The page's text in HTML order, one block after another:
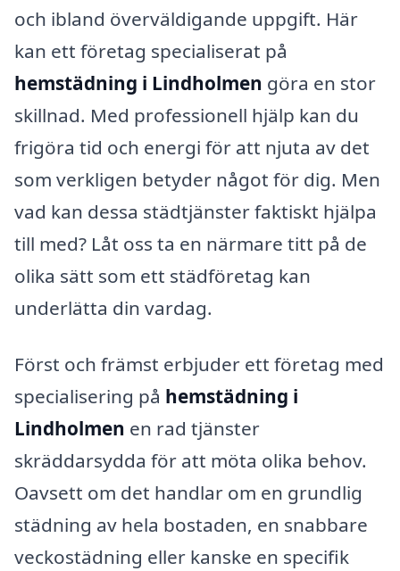
och ibland överväldigande uppgift. Här
kan ett företag specialiserat på
hemstädning i Lindholmen göra en stor
skillnad. Med professionell hjälp kan du
frigöra tid och energi för att njuta av det
som verkligen betyder något för dig. Men
vad kan dessa städtjänster faktiskt hjälpa
till med? Låt oss ta en närmare titt på de
olika sätt som ett städföretag kan
underlätta din vardag.
Först och främst erbjuder ett företag med
specialisering på hemstädning i
Lindholmen en rad tjänster
skräddarsydda för att möta olika behov.
Oavsett om det handlar om en grundlig
städning av hela bostaden, en snabbare
veckostädning eller kanske en specifik